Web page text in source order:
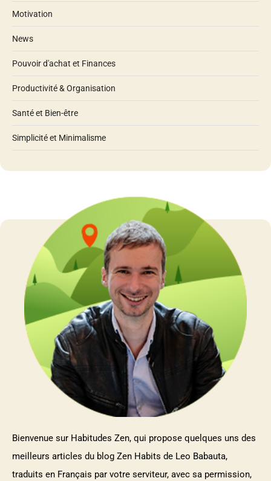
Motivation
News
Pouvoir d'achat et Finances
Productivité & Organisation
Santé et Bien-être
Simplicité et Minimalisme
Bienvenue sur Habitudes Zen, qui propose quelques uns des
meilleurs articles du blog Zen Habits de Leo Babauta,
traduits en Français par votre serviteur, avec sa permission,